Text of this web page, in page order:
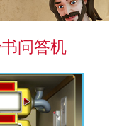
问答机